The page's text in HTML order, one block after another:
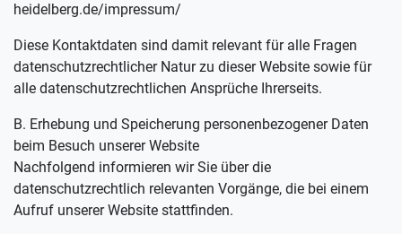
heidelberg.de/impressum/
Diese Kontaktdaten sind damit relevant für alle Fragen
datenschutzrechtlicher Natur zu dieser Website sowie für
alle datenschutzrechtlichen Ansprüche Ihrerseits.
B. Erhebung und Speicherung personenbezogener Daten
beim Besuch unserer Website
Nachfolgend informieren wir Sie über die
datenschutzrechtlich relevanten Vorgänge, die bei einem
Aufruf unserer Website stattfinden.